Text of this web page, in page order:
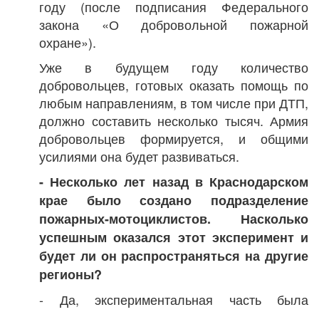
году (после подписания Федерального
закона «О добровольной пожарной
охране»).
Уже в будущем году количество
добровольцев, готовых оказать помощь по
любым направлениям, в том числе при ДТП,
должно составить несколько тысяч. Армия
добровольцев формируется, и общими
усилиями она будет развиваться.
- Несколько лет назад в Краснодарском
крае было создано подразделение
пожарных-мотоциклистов. Насколько
успешным оказался этот эксперимент и
будет ли он распространяться на другие
регионы?
- Да, экспериментальная часть была